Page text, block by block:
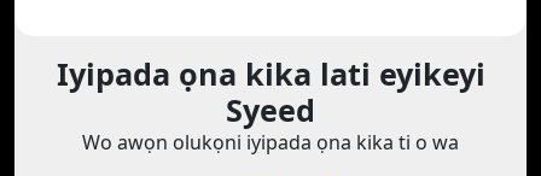
Iyipada ọna kika lati eyikeyi
Syeed
Wo awọn olukọni iyipada ọna kika ti o wa